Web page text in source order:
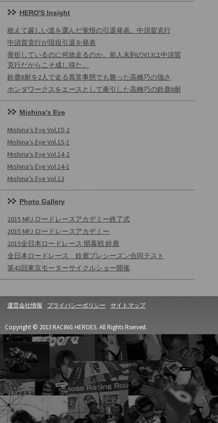
HERO'S Insight
敢えて厳しい道を選んだ覚悟の引退発表。中須賀克行
中須賀克行が現役引退を発表
骨折しているのに何故走るのか。前人未到のV13は中須賀
克行だからこそ成し得た。
鈴鹿8耐を2人で走る異常事態でも勝った高橋巧の強さ
ホンダワークスをエースとして牽引した高橋巧の鈴鹿8耐
Mishina's Eye
Mishina’s Eye Vol.15-2
Mishina’s Eye Vol.15-1
Mishina’s Eye Vol.14-2
Mishina’s Eye Vol.14-1
Mishina’s Eye Vol.13
Photo Gallery
2015 MFJ ロードレースアカデミー終了式
2015 MFJ ロードレースアカデミー
2015全日本ロードレース 開幕戦 鈴鹿
全日本ロードレース 鈴鹿プレシーズン合同テスト
第42回東京モーターサイクルショー開催
運営会社情報 プライバシーポリシー サイトマップ
Copyright © 2013 RACING HEROES. All Rights Rserved.